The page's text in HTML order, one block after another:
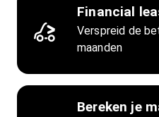
Financial
Verspreid de
maanden
Bereken je